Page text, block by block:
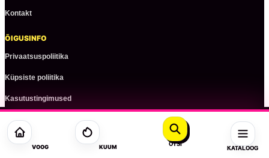
Kontakt
ÕIGUSINFO
Privaatsuspoliitika
Küpsiste poliitika
Kasutustingimused
© 2026 ezstreet.ee
VOOG KUUM OTSI
KATALOOG